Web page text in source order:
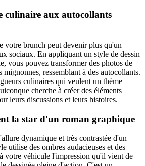
culinaire aux autocollants
votre brunch peut devenir plus qu'un
sociaux. En appliquant un style de dessin
vous pouvez transformer des photos de
ressemblant à des autocollants.
culinaires qui veulent un thème
cherche à créer des éléments
leurs discussions et leurs histoires.
la star d'un roman graphique
dynamique et très contrastée d'un
utilise des ombres audacieuses et des
votre véhicule l'impression qu'il vient de